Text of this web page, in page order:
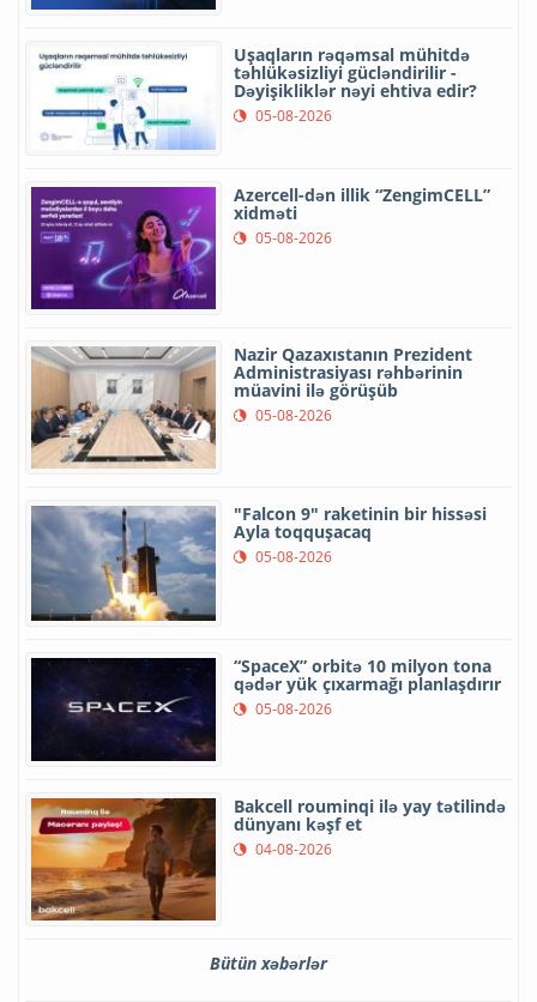
Uşaqların rəqəmsal mühitdə
təhlükəsizliyi gücləndirilir -
Dəyişikliklər nəyi ehtiva edir?
05-08-2026
Azercell-dən illik “ZengimCELL”
xidməti
05-08-2026
Nazir Qazaxıstanın Prezident
Administrasiyası rəhbərinin
müavini ilə görüşüb
05-08-2026
"Falcon 9" raketinin bir hissəsi
Ayla toqquşacaq
05-08-2026
“SpaceX” orbitə 10 milyon tona
qədər yük çıxarmağı planlaşdırır
05-08-2026
Bakcell rouminqi ilə yay tətilində
dünyanı kəşf et
04-08-2026
Bütün xəbərlər